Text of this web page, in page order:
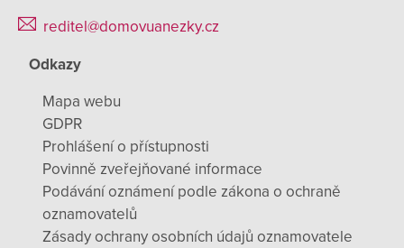
reditel@domovuanezky.cz
Odkazy
Mapa webu
GDPR
Prohlášení o přístupnosti
Povinně zveřejňované informace
Podávání oznámení podle zákona o ochraně
oznamovatelů
Zásady ochrany osobních údajů oznamovatele